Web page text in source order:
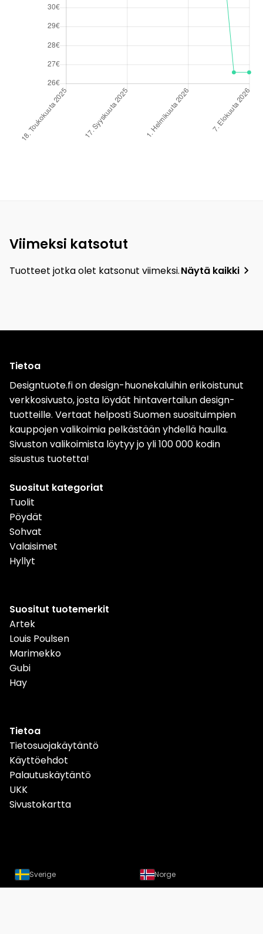
Viimeksi katsotut
Tuotteet jotka olet katsonut viimeksi.Näytä kaikki
Tietoa
Designtuote.fi on design-huonekaluihin erikoistunut
verkkosivusto, josta löydät hintavertailun design-
tuotteille. Vertaat helposti Suomen suosituimpien
kauppojen valikoimia pelkästään yhdellä haulla.
Sivuston valikoimista löytyy jo yli 100 000 kodin
sisustus tuotetta!
Suositut kategoriat
Tuolit
Pöydät
Sohvat
Valaisimet
Hyllyt
Suositut tuotemerkit
Artek
Louis Poulsen
Marimekko
Gubi
Hay
Tietoa
Tietosuojakäytäntö
Käyttöehdot
Palautuskäytäntö
UKK
Sivustokartta
Sverige Norge